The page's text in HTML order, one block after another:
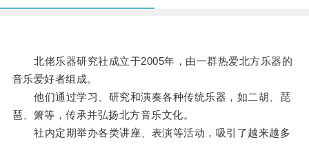
北佬乐器研究社成立于2005年，由一群热爱北方乐器的
音乐爱好者组成。
他们通过学习、研究和演奏各种传统乐器，如二胡、琵
琶、箫等，传承并弘扬北方音乐文化。
社内定期举办各类讲座、表演等活动，吸引了越来越多